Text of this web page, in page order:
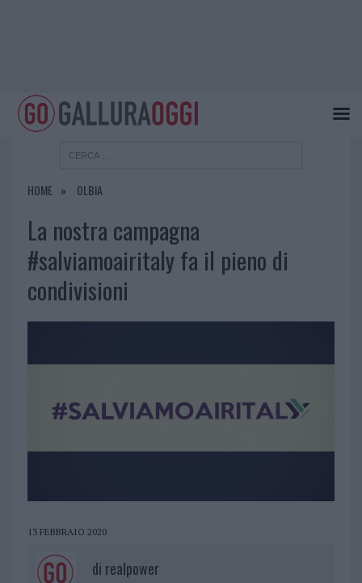
HOME OLBIA
La nostra campagna
#salviamoairitaly fa il pieno di
condivisioni
13 FEBBRAIO 2020
di realpower